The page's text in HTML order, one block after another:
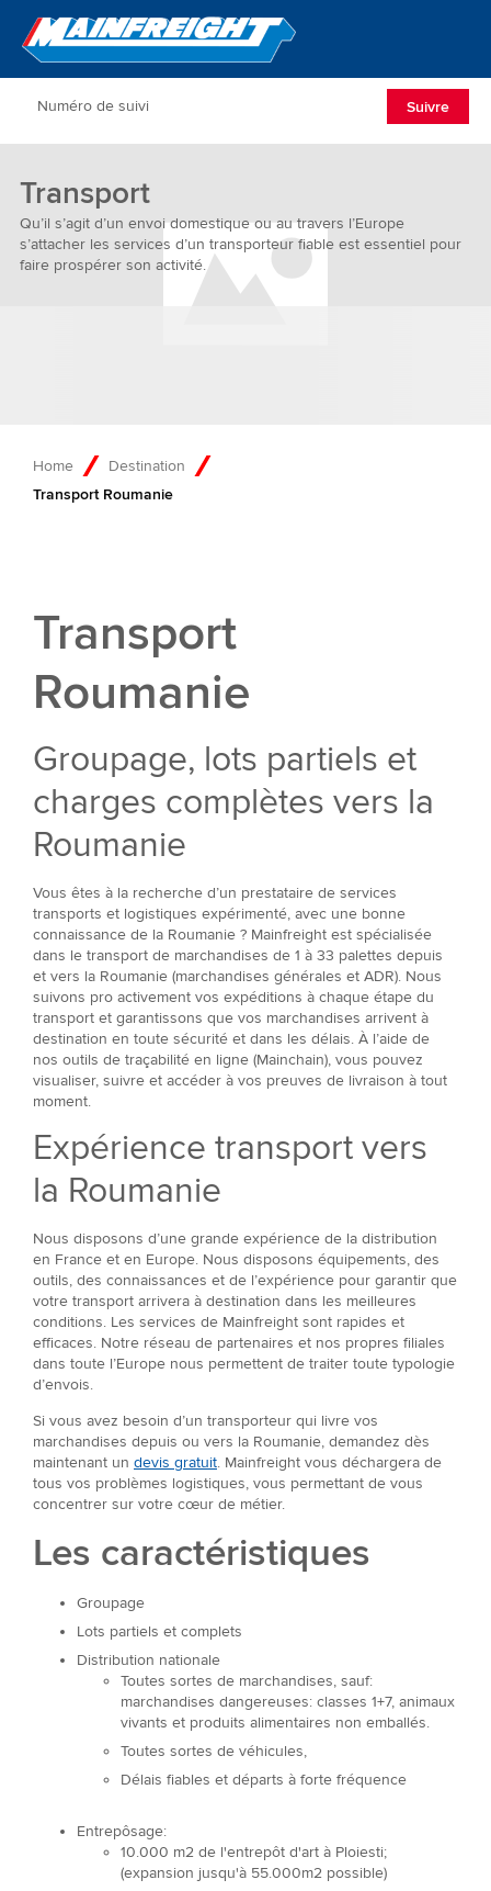
Go to Home
Suivre
Transport
Qu’il s’agit d’un envoi domestique ou au travers l’Europe
s’attacher les services d’un transporteur fiable est essentiel pour
faire prospérer son activité.
Home
Destination
Transport Roumanie
Transport
Roumanie
Groupage, lots partiels et
charges complètes vers la
Roumanie
Vous êtes à la recherche d’un prestataire de services
transports et logistiques expérimenté, avec une bonne
connaissance de la Roumanie ? Mainfreight est spécialisée
dans le transport de marchandises de 1 à 33 palettes depuis
et vers la Roumanie (marchandises générales et ADR). Nous
suivons pro activement vos expéditions à chaque étape du
transport et garantissons que vos marchandises arrivent à
destination en toute sécurité et dans les délais. À l’aide de
nos outils de traçabilité en ligne (Mainchain), vous pouvez
visualiser, suivre et accéder à vos preuves de livraison à tout
moment.
Expérience transport vers
la Roumanie
Nous disposons d’une grande expérience de la distribution
en France et en Europe. Nous disposons équipements, des
outils, des connaissances et de l’expérience pour garantir que
votre transport arrivera à destination dans les meilleures
conditions. Les services de Mainfreight sont rapides et
efficaces. Notre réseau de partenaires et nos propres filiales
dans toute l’Europe nous permettent de traiter toute typologie
d’envois.
Si vous avez besoin d’un transporteur qui livre vos
marchandises depuis ou vers la Roumanie, demandez dès
maintenant un devis gratuit. Mainfreight vous déchargera de
tous vos problèmes logistiques, vous permettant de vous
concentrer sur votre cœur de métier.
Les caractéristiques
Groupage
Lots partiels et complets
Distribution nationale
Toutes sortes de marchandises, sauf:
marchandises dangereuses: classes 1+7, animaux
vivants et produits alimentaires non emballés.
Toutes sortes de véhicules,
Délais fiables et départs à forte fréquence
Entrepôsage:
10.000 m2 de l'entrepôt d'art à Ploiesti;
(expansion jusqu'à 55.000m2 possible)